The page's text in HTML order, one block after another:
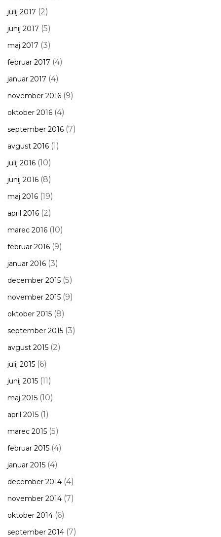
julij 2017 (2)
junij 2017 (5)
maj 2017 (3)
februar 2017 (4)
januar 2017 (4)
november 2016 (9)
oktober 2016 (4)
september 2016 (7)
avgust 2016 (1)
julij 2016 (10)
junij 2016 (8)
maj 2016 (19)
april 2016 (2)
marec 2016 (10)
februar 2016 (9)
januar 2016 (3)
december 2015 (5)
november 2015 (9)
oktober 2015 (8)
september 2015 (3)
avgust 2015 (2)
julij 2015 (6)
junij 2015 (11)
maj 2015 (10)
april 2015 (1)
marec 2015 (5)
februar 2015 (4)
januar 2015 (4)
december 2014 (4)
november 2014 (7)
oktober 2014 (6)
september 2014 (7)